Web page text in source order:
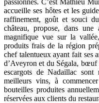
passionnés. C’est Mathieu
accueille ses hôtes et les
raffinement, goût et souci
château, propose, dans
magnifique vue sur la
produits frais de la région
chef talentueux ayant fait ses
d’Aveyron et du Ségala, bœuf
escargots de Nadaillac
meilleurs vins, à
bouteilles produites
réservées aux clients du